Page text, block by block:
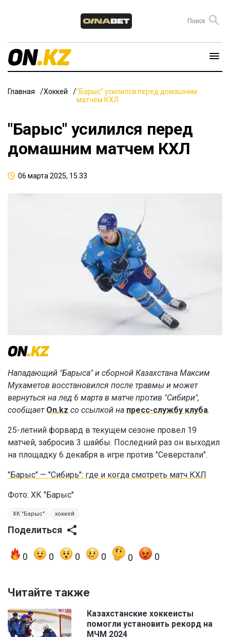
Главная Хоккей
"Барыс" усилился перед домашним
матчем КХЛ
"Барыс" усилился перед
домашним матчем КХЛ
06 марта 2025, 15:33
Нападающий "Барыса" и сборной Казахстана Максим
Мухаметов восстановился после травмы и может
вернуться на лед 6 марта в матче против "Сибири",
сообщает On.kz со ссылкой на пресс-службу клуба.
25-летний форвард в текущем сезоне провел 19
матчей, забросив 3 шайбы. Последний раз он выходил
на площадку 6 декабря в игре против "Северстали".
"Барыс" — "Сибирь": где и когда смотреть матч КХЛ
Фото: ХК "Барыс"
ХК "Барыс" хоккей
Поделиться
0 0 0 0 0 0
Читайте также
Казахстанские хоккеисты
помогли установить рекорд на
МЧМ 2024